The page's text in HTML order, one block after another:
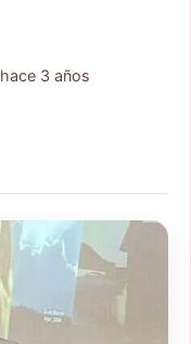
hace 3 años